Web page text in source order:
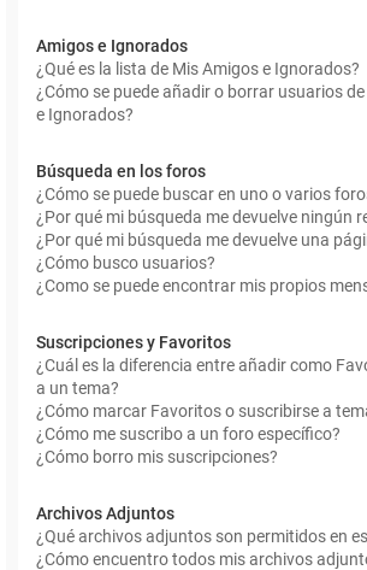
Amigos e Ignorados
¿Qué es la lista de Mis Amigos e Ignorados?
¿Cómo se puede añadir o borrar usuarios
e Ignorados?
Búsqueda en los foros
¿Cómo se puede buscar en uno o varios
¿Por qué mi búsqueda me devuelve ningún
¿Por qué mi búsqueda me devuelve una
¿Cómo busco usuarios?
¿Como se puede encontrar mis propios
Suscripciones y Favoritos
¿Cuál es la diferencia entre añadir como
a un tema?
¿Cómo marcar Favoritos o suscribirse a
¿Cómo me suscribo a un foro específico?
¿Cómo borro mis suscripciones?
Archivos Adjuntos
¿Qué archivos adjuntos son permitidos en
¿Cómo encuentro todos mis archivos